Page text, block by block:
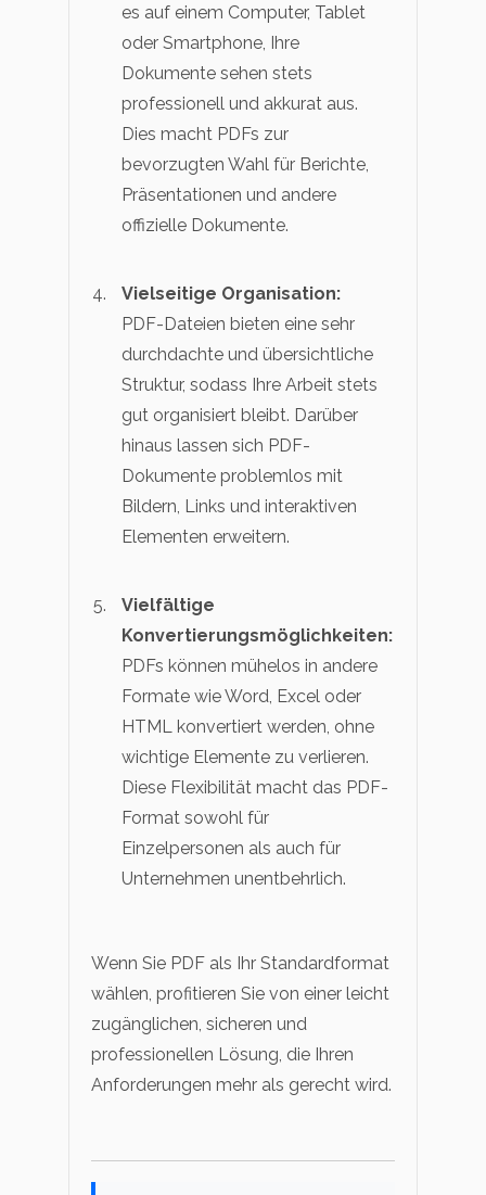
es auf einem Computer, Tablet
oder Smartphone, Ihre
Dokumente sehen stets
professionell und akkurat aus.
Dies macht PDFs zur
bevorzugten Wahl für Berichte,
Präsentationen und andere
offizielle Dokumente.
Vielseitige Organisation:
PDF-Dateien bieten eine sehr
durchdachte und übersichtliche
Struktur, sodass Ihre Arbeit stets
gut organisiert bleibt. Darüber
hinaus lassen sich PDF-
Dokumente problemlos mit
Bildern, Links und interaktiven
Elementen erweitern.
Vielfältige
Konvertierungsmöglichkeiten:
PDFs können mühelos in andere
Formate wie Word, Excel oder
HTML konvertiert werden, ohne
wichtige Elemente zu verlieren.
Diese Flexibilität macht das PDF-
Format sowohl für
Einzelpersonen als auch für
Unternehmen unentbehrlich.
Wenn Sie PDF als Ihr Standardformat
wählen, profitieren Sie von einer leicht
zugänglichen, sicheren und
professionellen Lösung, die Ihren
Anforderungen mehr als gerecht wird.